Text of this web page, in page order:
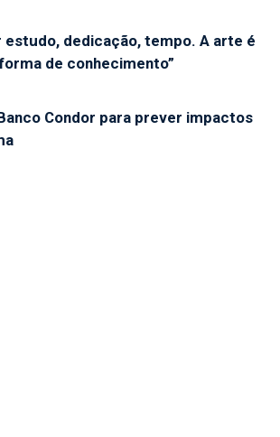
estudo, dedicação, tempo. A arte é
de conhecimento”
Condor para prever impactos